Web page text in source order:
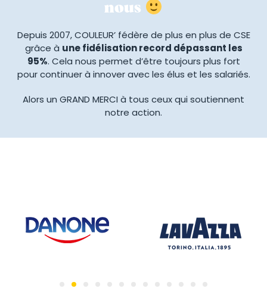
nous
Depuis 2007, COULEUR’ fédère de plus en plus de CSE
grâce à une fidélisation record dépassant les
95%. Cela nous permet d’être toujours plus fort
pour continuer à innover avec les élus et les salariés.
Alors un GRAND MERCI à tous ceux qui soutiennent
notre action.